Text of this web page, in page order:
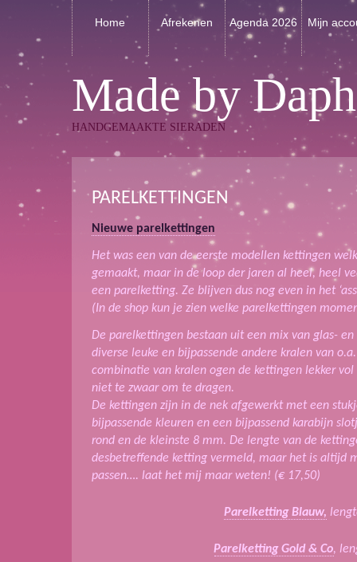
Home Afrekenen Agenda 2026 Mijn
Made by
HANDGEMAAKTE SIERADEN
PARELKETTINGEN
Nieuwe parelkettingen
Het was een van de eerste modellen kettingen
gemaakt, maar in de loop der jaren al heel, heel
een parelketting. Ze blijven dus nog even in het
(In de shop kun je zien welke parelkettingen
De parelkettingen bestaan uit een mix van glas-
diverse leuke en bijpassende andere kralen van
combinatie van kralen ogen de kettingen lekker
niet te zwaar om te dragen.
De kettingen zijn in de nek afgewerkt met een
bijpassende kleuren en een bijpassend karabijn
rond en de kleinste 8 mm. De lengte van de
desbetreffende ketting vermeld, maar het is altijd
passen…. laat het mij maar weten! (€ 17,50)
Parelketting Blauw,
Parelketting Gold & Co,